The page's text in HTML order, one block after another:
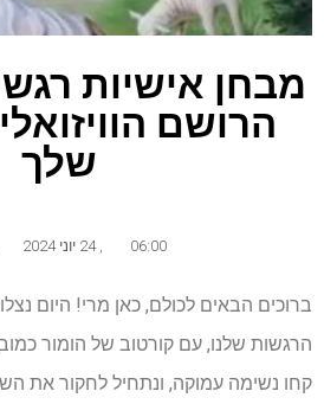
מבחן אישיות
הרושם
שלך
06:00 24 יוני 2024
ברוכים הבאים לכולם, כאן מרי! היום
הרגשות שלנו, עם קורטוב של הומור
קחו נשימה עמוקה, ונתחיל לחקור את